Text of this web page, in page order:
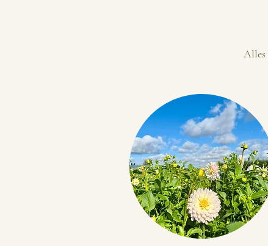
Alles